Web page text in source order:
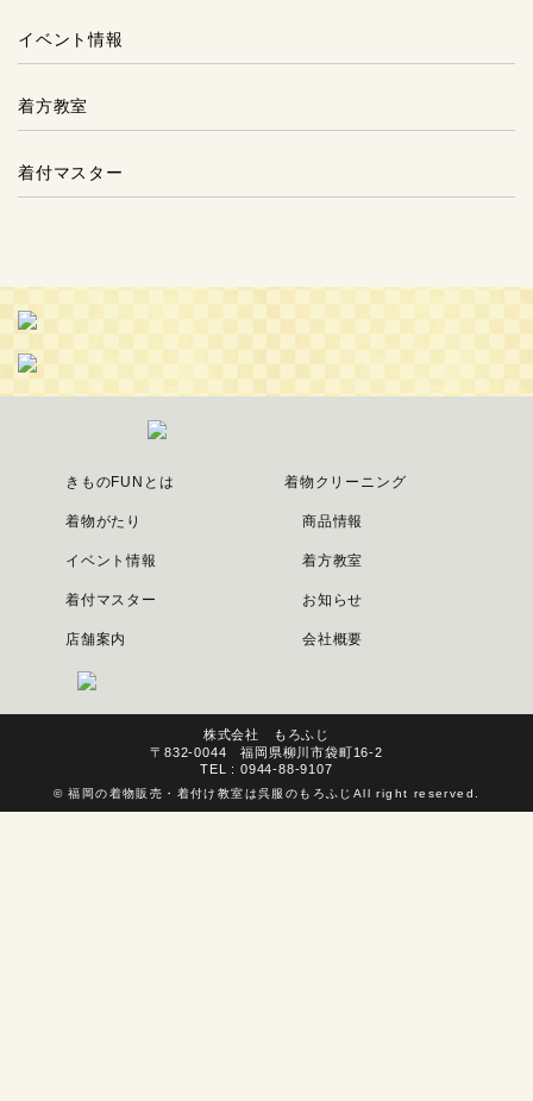
イベント情報
着方教室
着付マスター
きものFUNとは 着物クリーニング
着物がたり 商品情報
イベント情報 着方教室
着付マスター お知らせ
店舗案内 会社概要
株式会社 もろふじ
〒832-0044 福岡県柳川市袋町16-2
TEL : 0944-88-9107
©福岡の着物販売・着付け教室は呉服のもろふじ All right reserved.